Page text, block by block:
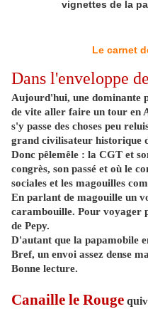
vignettes de la
Le carnet
Dans l'enveloppe
Aujourd'hui, une dominante
de vite aller faire un tour en
s'y passe des choses peu
grand civilisateur historique
Donc pêlemêle : la CGT et
congrès, son passé et où le
sociales et les magouilles
En parlant de magouille un
carambouille. Pour voyager
de Pepy.
D'autant que la papamobile
Bref, un envoi assez dense
Bonne lecture.
Canaille le Rouge qui